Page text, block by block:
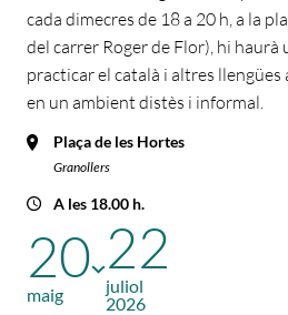
cada dimecres de 18 a 20 h, a la
del carrer Roger de Flor), hi haurà
practicar el català i altres llengües
en un ambient distès i informal.
Plaça de les Hortes
Granollers
A les 18.00 h.
20
maig
22
juliol
2026